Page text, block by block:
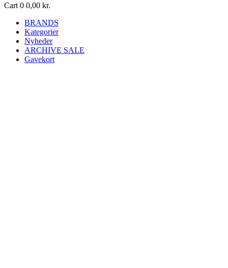
Cart 0 0,00 kr.
BRANDS
Kategorier
Nyheder
ARCHIVE SALE
Gavekort